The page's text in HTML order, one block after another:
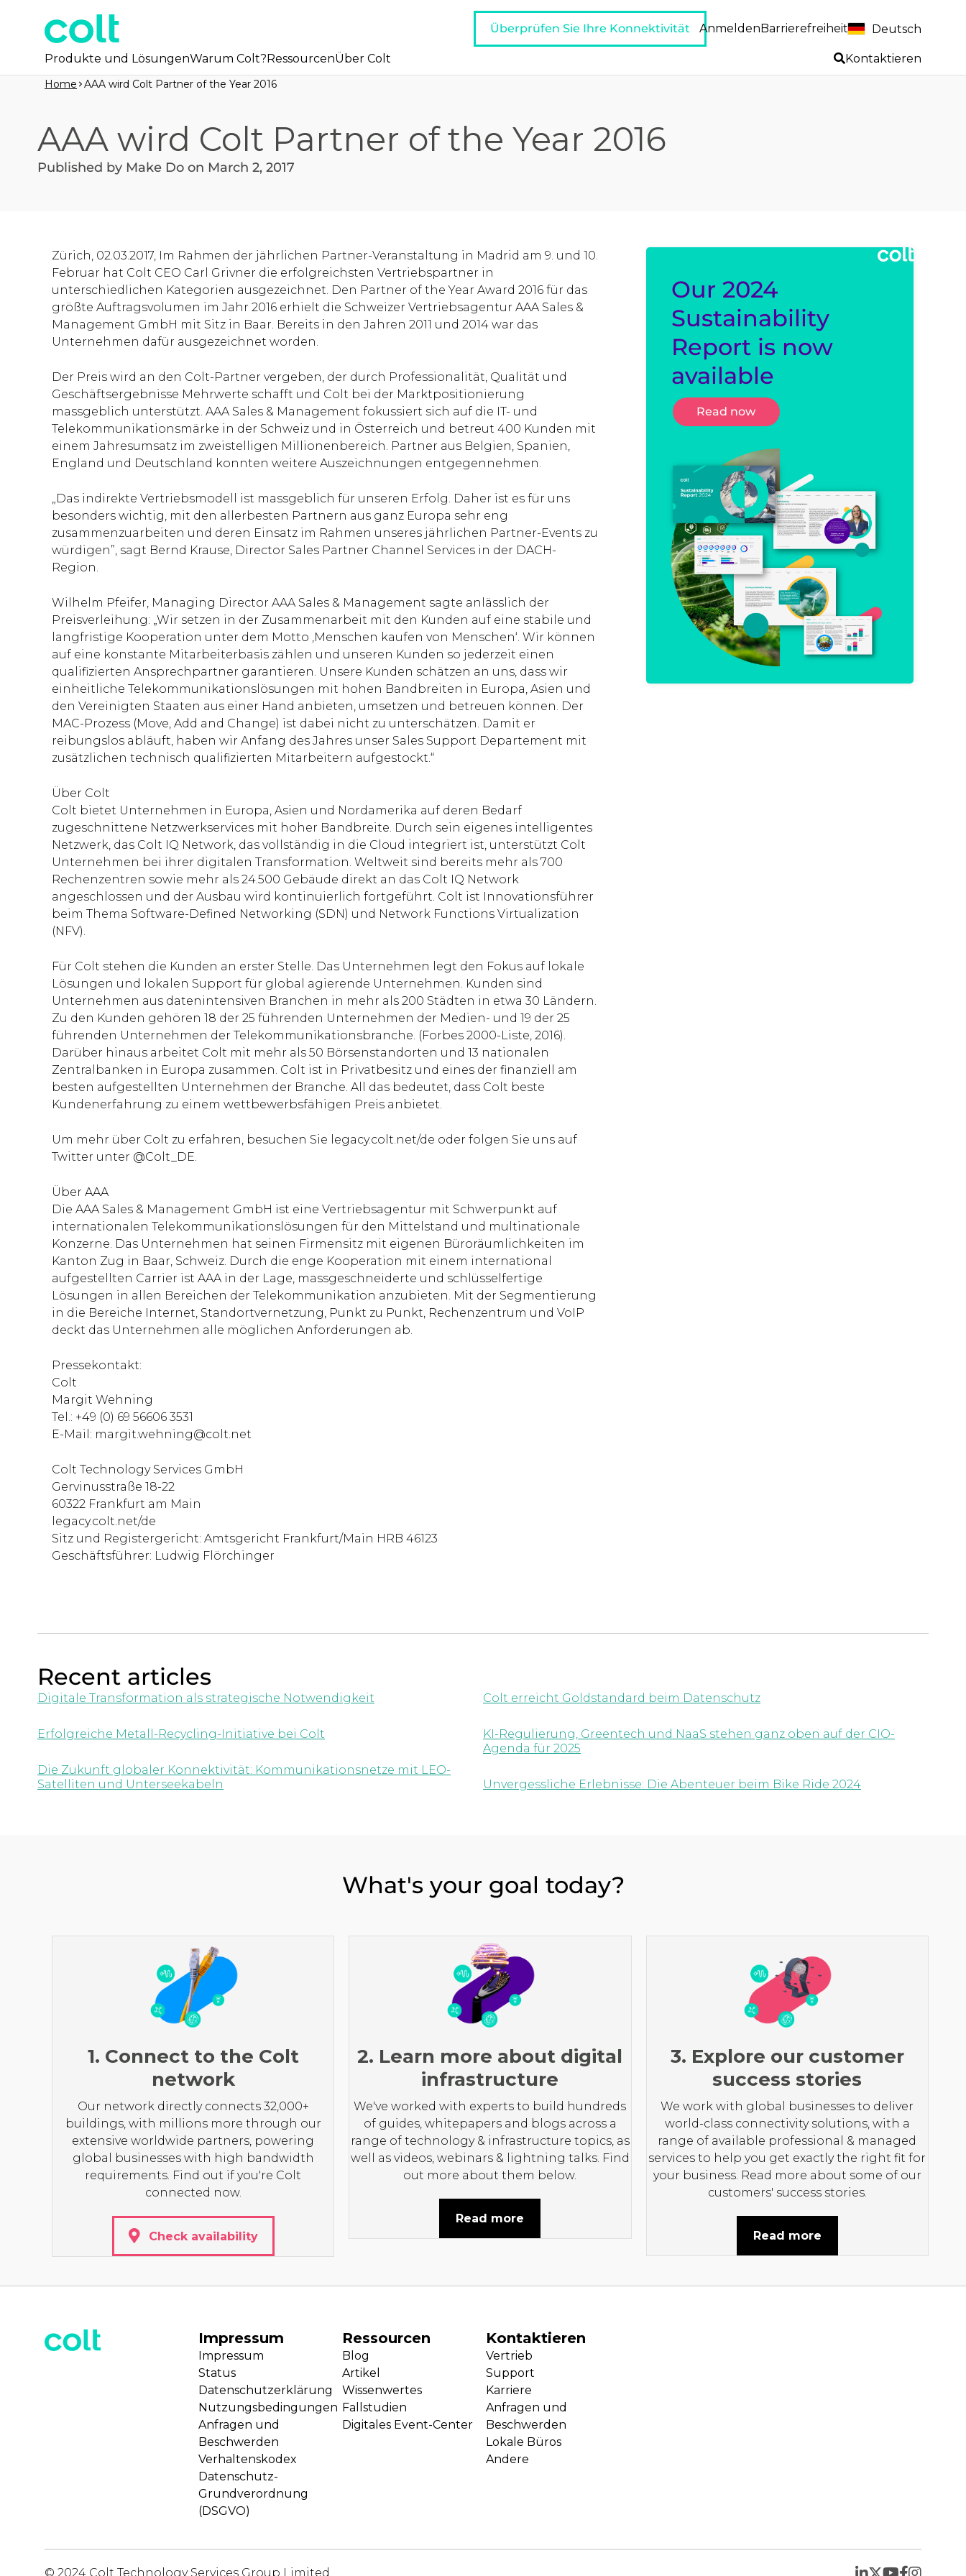
Produkte und LösungenWarum Colt?RessourcenÜber Colt
Überprüfen Sie Ihre Konnektivität AnmeldenBarrierefreiheit Deutsch
Kontaktieren
Home AAA wird Colt Partner of the Year 2016
AAA wird Colt Partner of the Year 2016
Published by Make Do on March 2, 2017
Zürich, 02.03.2017, Im Rahmen der jährlichen Partner-Veranstaltung in Madrid am 9. und 10.
Februar hat Colt CEO Carl Grivner die erfolgreichsten Vertriebspartner in
unterschiedlichen Kategorien ausgezeichnet. Den Partner of the Year Award 2016 für das
größte Auftragsvolumen im Jahr 2016 erhielt die Schweizer Vertriebsagentur AAA Sales &
Management GmbH mit Sitz in Baar. Bereits in den Jahren 2011 und 2014 war das
Unternehmen dafür ausgezeichnet worden.
Der Preis wird an den Colt-Partner vergeben, der durch Professionalität, Qualität und
Geschäftsergebnisse Mehrwerte schafft und Colt bei der Marktpositionierung
massgeblich unterstützt. AAA Sales & Management fokussiert sich auf die IT- und
Telekommunikationsmärke in der Schweiz und in Österreich und betreut 400 Kunden mit
einem Jahresumsatz im zweistelligen Millionenbereich. Partner aus Belgien, Spanien,
England und Deutschland konnten weitere Auszeichnungen entgegennehmen.
„Das indirekte Vertriebsmodell ist massgeblich für unseren Erfolg. Daher ist es für uns
besonders wichtig, mit den allerbesten Partnern aus ganz Europa sehr eng
zusammenzuarbeiten und deren Einsatz im Rahmen unseres jährlichen Partner-Events zu
würdigen”, sagt Bernd Krause, Director Sales Partner Channel Services in der DACH-
Region.
Wilhelm Pfeifer, Managing Director AAA Sales & Management sagte anlässlich der
Preisverleihung: „Wir setzen in der Zusammenarbeit mit den Kunden auf eine stabile und
langfristige Kooperation unter dem Motto ‚Menschen kaufen von Menschen‘. Wir können
auf eine konstante Mitarbeiterbasis zählen und unseren Kunden so jederzeit einen
qualifizierten Ansprechpartner garantieren. Unsere Kunden schätzen an uns, dass wir
einheitliche Telekommunikationslösungen mit hohen Bandbreiten in Europa, Asien und
den Vereinigten Staaten aus einer Hand anbieten, umsetzen und betreuen können. Der
MAC-Prozess (Move, Add and Change) ist dabei nicht zu unterschätzen. Damit er
reibungslos abläuft, haben wir Anfang des Jahres unser Sales Support Departement mit
zusätzlichen technisch qualifizierten Mitarbeitern aufgestockt.“
Über Colt
Colt bietet Unternehmen in Europa, Asien und Nordamerika auf deren Bedarf
zugeschnittene Netzwerkservices mit hoher Bandbreite. Durch sein eigenes intelligentes
Netzwerk, das Colt IQ Network, das vollständig in die Cloud integriert ist, unterstützt Colt
Unternehmen bei ihrer digitalen Transformation. Weltweit sind bereits mehr als 700
Rechenzentren sowie mehr als 24.500 Gebäude direkt an das Colt IQ Network
angeschlossen und der Ausbau wird kontinuierlich fortgeführt. Colt ist Innovationsführer
beim Thema Software-Defined Networking (SDN) und Network Functions Virtualization
(NFV).
Für Colt stehen die Kunden an erster Stelle. Das Unternehmen legt den Fokus auf lokale
Lösungen und lokalen Support für global agierende Unternehmen. Kunden sind
Unternehmen aus datenintensiven Branchen in mehr als 200 Städten in etwa 30 Ländern.
Zu den Kunden gehören 18 der 25 führenden Unternehmen der Medien- und 19 der 25
führenden Unternehmen der Telekommunikationsbranche. (Forbes 2000-Liste, 2016).
Darüber hinaus arbeitet Colt mit mehr als 50 Börsenstandorten und 13 nationalen
Zentralbanken in Europa zusammen. Colt ist in Privatbesitz und eines der finanziell am
besten aufgestellten Unternehmen der Branche. All das bedeutet, dass Colt beste
Kundenerfahrung zu einem wettbewerbsfähigen Preis anbietet.
Um mehr über Colt zu erfahren, besuchen Sie legacy.colt.net/de oder folgen Sie uns auf
Twitter unter @Colt_DE.
Über AAA
Die AAA Sales & Management GmbH ist eine Vertriebsagentur mit Schwerpunkt auf
internationalen Telekommunikationslösungen für den Mittelstand und multinationale
Konzerne. Das Unternehmen hat seinen Firmensitz mit eigenen Büroräumlichkeiten im
Kanton Zug in Baar, Schweiz. Durch die enge Kooperation mit einem international
aufgestellten Carrier ist AAA in der Lage, massgeschneiderte und schlüsselfertige
Lösungen in allen Bereichen der Telekommunikation anzubieten. Mit der Segmentierung
in die Bereiche Internet, Standortvernetzung, Punkt zu Punkt, Rechenzentrum und VoIP
deckt das Unternehmen alle möglichen Anforderungen ab.
Pressekontakt:
Colt
Margit Wehning
Tel.: +49 (0) 69 56606 3531
E-Mail: margit.wehning@colt.net
Colt Technology Services GmbH
Gervinusstraße 18-22
60322 Frankfurt am Main
legacy.colt.net/de
Sitz und Registergericht: Amtsgericht Frankfurt/Main HRB 46123
Geschäftsführer: Ludwig Flörchinger
Our 2024
Sustainability
Report is now
available
Read now
Recent articles
Digitale Transformation als strategische Notwendigkeit
Erfolgreiche Metall-Recycling-Initiative bei Colt
Die Zukunft globaler Konnektivität: Kommunikationsnetze mit LEO-
Satelliten und Unterseekabeln
Colt erreicht Goldstandard beim Datenschutz
KI-Regulierung, Greentech und NaaS stehen ganz oben auf der CIO-
Agenda für 2025
Unvergessliche Erlebnisse: Die Abenteuer beim Bike Ride 2024
What's your goal today?
1. Connect to the Colt
network
Our network directly connects 32,000+
buildings, with millions more through our
extensive worldwide partners, powering
global businesses with high bandwidth
requirements. Find out if you're Colt
connected now.
Check availability
2. Learn more about digital
infrastructure
We've worked with experts to build hundreds
of guides, whitepapers and blogs across a
range of technology & infrastructure topics, as
well as videos, webinars & lightning talks. Find
out more about them below.
Read more
3. Explore our customer
success stories
We work with global businesses to deliver
world-class connectivity solutions, with a
range of available professional & managed
services to help you get exactly the right fit for
your business. Read more about some of our
customers' success stories.
Read more
Impressum
Impressum
Status
Datenschutzerklärung
Nutzungsbedingungen
Anfragen und
Beschwerden
Verhaltenskodex
Datenschutz-
Grundverordnung
(DSGVO)
Ressourcen
Blog
Artikel
Wissenwertes
Fallstudien
Digitales Event-Center
Kontaktieren
Vertrieb
Support
Karriere
Anfragen und
Beschwerden
Lokale Büros
Andere
© 2024 Colt Technology Services Group Limited